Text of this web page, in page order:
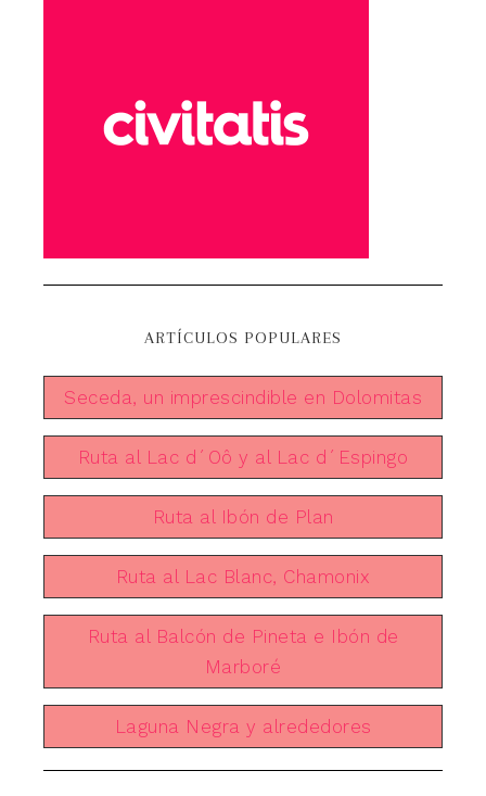
ARTÍCULOS POPULARES
Seceda, un imprescindible en Dolomitas
Ruta al Lac d´Oô y al Lac d´Espingo
Ruta al Ibón de Plan
Ruta al Lac Blanc, Chamonix
Ruta al Balcón de Pineta e Ibón de
Marboré
Laguna Negra y alrededores